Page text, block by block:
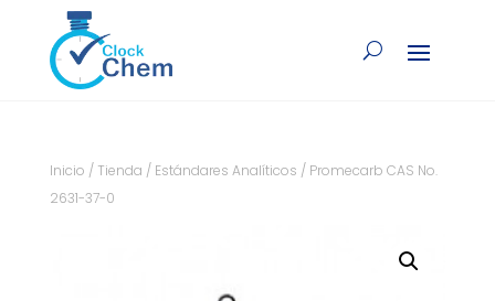
Inicio / Tienda / Estándares Analíticos / Promecarb CAS No.
2631-37-0